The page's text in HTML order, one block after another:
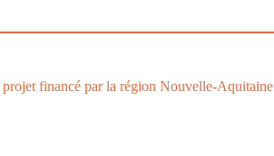
financé par la région Nouvelle-Aquitaine